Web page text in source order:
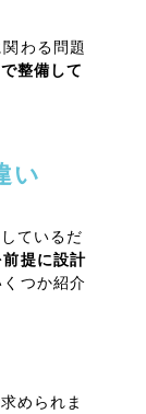
わる問題
整備して
い
ているだ
提に設計
つか紹介
められま